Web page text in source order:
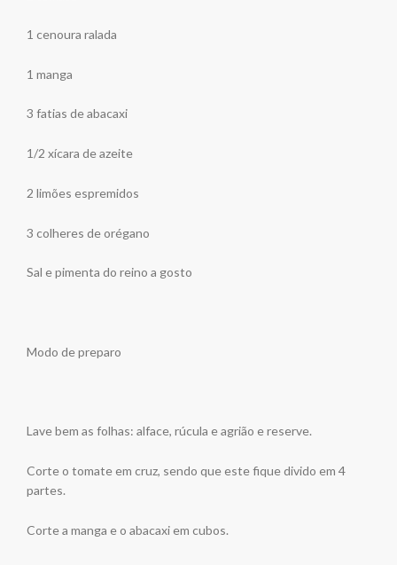
1 cenoura ralada
1 manga
3 fatias de abacaxi
1/2 xícara de azeite
2 limões espremidos
3 colheres de orégano
Sal e pimenta do reino a gosto
Modo de preparo
Lave bem as folhas: alface, rúcula e agrião e reserve.
Corte o tomate em cruz, sendo que este fique divido em 4
partes.
Corte a manga e o abacaxi em cubos.